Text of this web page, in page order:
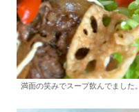
満面の笑みでスープ飲んでました。